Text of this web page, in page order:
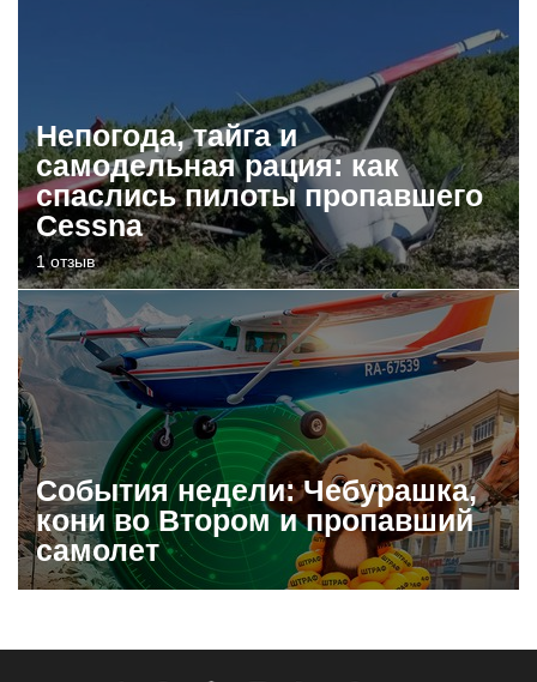
Непогода, тайга и
самодельная рация: как
спаслись пилоты пропавшего
Cessna
1 отзыв
События недели: Чебурашка,
кони во Втором и пропавший
самолет